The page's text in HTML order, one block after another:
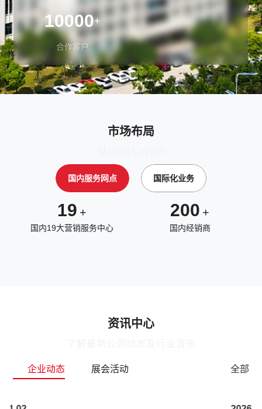
10000+
合作客户
市场布局
国内服务网点 国际化业务
19 +
国内19大营销服务中心
200 +
国内经销商
资讯中心
企业动态 展会活动 全部